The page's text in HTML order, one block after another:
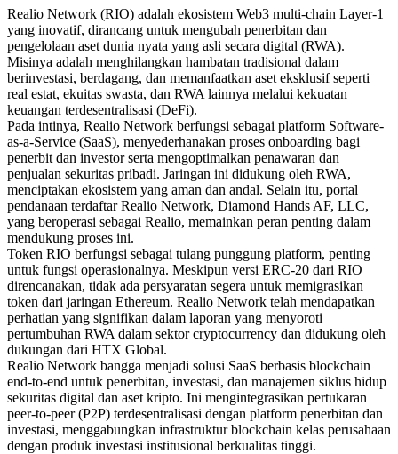
Realio Network (RIO) adalah ekosistem Web3 multi-chain Layer-1
yang inovatif, dirancang untuk mengubah penerbitan dan
pengelolaan aset dunia nyata yang asli secara digital (RWA).
Misinya adalah menghilangkan hambatan tradisional dalam
berinvestasi, berdagang, dan memanfaatkan aset eksklusif seperti
real estat, ekuitas swasta, dan RWA lainnya melalui kekuatan
keuangan terdesentralisasi (DeFi).
Pada intinya, Realio Network berfungsi sebagai platform Software-
as-a-Service (SaaS), menyederhanakan proses onboarding bagi
penerbit dan investor serta mengoptimalkan penawaran dan
penjualan sekuritas pribadi. Jaringan ini didukung oleh RWA,
menciptakan ekosistem yang aman dan andal. Selain itu, portal
pendanaan terdaftar Realio Network, Diamond Hands AF, LLC,
yang beroperasi sebagai Realio, memainkan peran penting dalam
mendukung proses ini.
Token RIO berfungsi sebagai tulang punggung platform, penting
untuk fungsi operasionalnya. Meskipun versi ERC-20 dari RIO
direncanakan, tidak ada persyaratan segera untuk memigrasikan
token dari jaringan Ethereum. Realio Network telah mendapatkan
perhatian yang signifikan dalam laporan yang menyoroti
pertumbuhan RWA dalam sektor cryptocurrency dan didukung oleh
dukungan dari HTX Global.
Realio Network bangga menjadi solusi SaaS berbasis blockchain
end-to-end untuk penerbitan, investasi, dan manajemen siklus hidup
sekuritas digital dan aset kripto. Ini mengintegrasikan pertukaran
peer-to-peer (P2P) terdesentralisasi dengan platform penerbitan dan
investasi, menggabungkan infrastruktur blockchain kelas perusahaan
dengan produk investasi institusional berkualitas tinggi.